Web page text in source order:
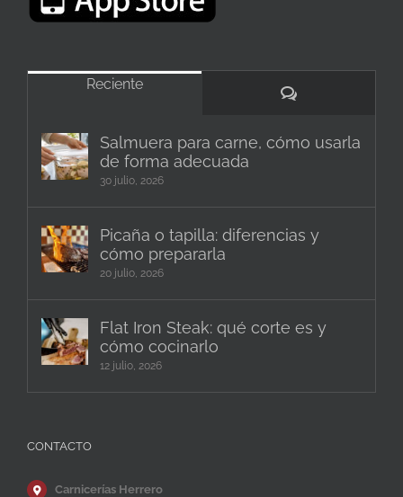
Reciente
Comentarios
Salmuera para carne, cómo usarla
de forma adecuada
30 julio, 2026
Picaña o tapilla: diferencias y
cómo prepararla
20 julio, 2026
Flat Iron Steak: qué corte es y
cómo cocinarlo
12 julio, 2026
CONTACTO
Carnicerías Herrero